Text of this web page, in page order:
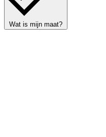
Wat is mijn maat?